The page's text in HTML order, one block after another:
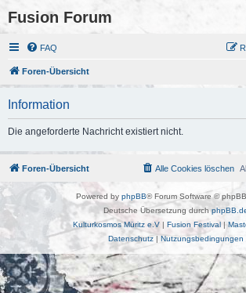
Fusion Forum
FAQ
Foren-Übersicht
Information
Die angeforderte Nachricht existiert nicht.
Foren-Übersicht Alle Cookies löschen
Powered by phpBB® Forum Software ©
Deutsche Übersetzung durch
Kulturkosmos Müritz e.V | Fusion Festival |
Datenschutz| Nutzungsbedingungen